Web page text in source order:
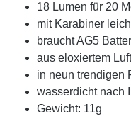
18 Lumen für 20
mit Karabiner
braucht AG5
aus eloxiertem
in neun trendigen
wasserdicht nach
Gewicht: 11g